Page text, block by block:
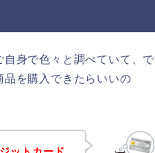
身で色々と調べていて、で
を購入できたらいいの